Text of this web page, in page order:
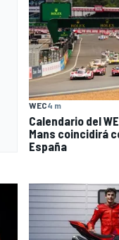
WEC4 m
Calendario del
Mans coincidirá
España